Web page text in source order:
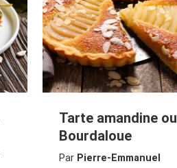
Tarte amandine ou
Bourdaloue
Par Pierre-Emmanuel